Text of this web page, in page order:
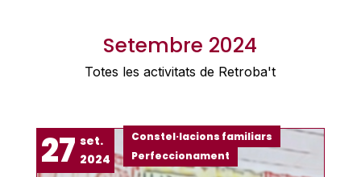
Setembre 2024
Totes les activitats de Retroba't
Constel·lacions familiars
Perfeccionament
27 set.
2024